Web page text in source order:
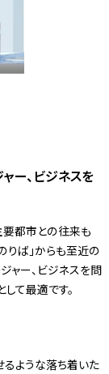
ー、ビジネスを
都市との往来も
りば」からも至近の
ャー、ビジネスを問
て最適です。
るような落ち着いた